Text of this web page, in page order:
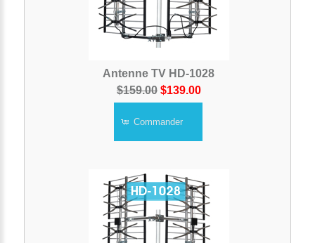
Antenne TV HD-1028
$159.00 $139.00
Commander